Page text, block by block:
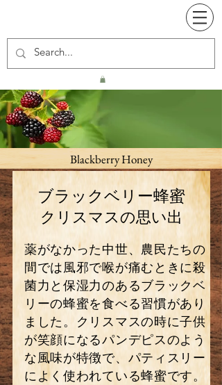
Blackberry Honey
ブラックベリー蜂蜜
クリスマスの思い出
薬がなかった中世、農民たちの
間では風邪で喉が痛むときに殺
菌力と保湿力のあるブラックベ
リーの蜂蜜を食べる習慣があり
ました。クリスマスの時に子供
が笑顔になるパンデピスのよう
な風味が特徴で、パティスリー
によく使われている蜂蜜です。